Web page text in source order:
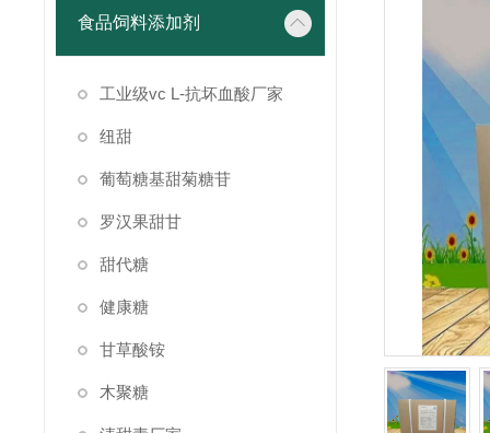
食品饲料添加剂
工业级vc L-抗坏血酸厂家
纽甜
葡萄糖基甜菊糖苷
罗汉果甜甘
甜代糖
健康糖
甘草酸铵
木聚糖